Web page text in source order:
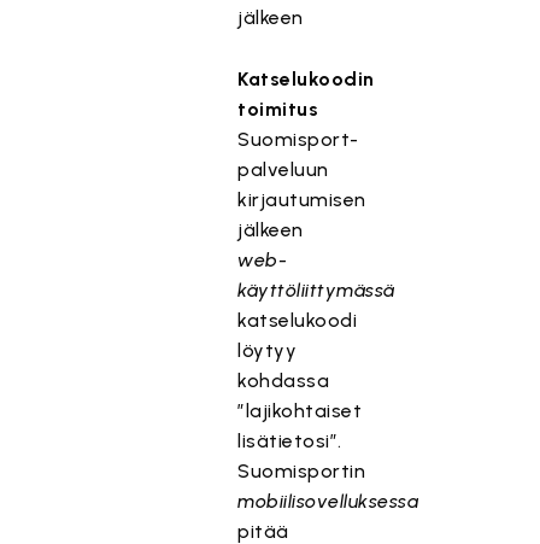
jälkeen
Katselukoodin
toimitus
Suomisport-
palveluun
kirjautumisen
jälkeen
web-
käyttöliittymässä
katselukoodi
löytyy
kohdassa
”lajikohtaiset
lisätietosi”.
Suomisportin
mobiilisovelluksessa
pitää